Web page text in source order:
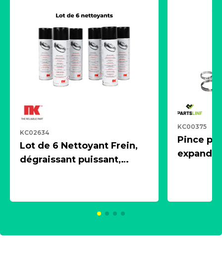
KC02634
Lot de 6 Nettoyant Frein,
dégraissant puissant,
KC00375
Pince